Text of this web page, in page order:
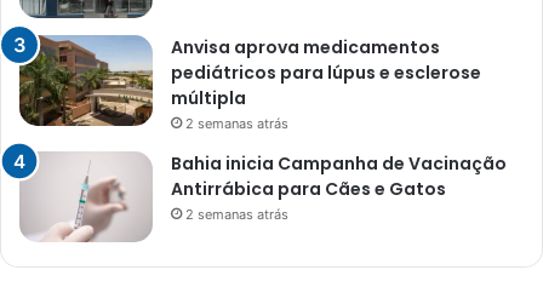
Anvisa aprova medicamentos
pediátricos para lúpus e esclerose
múltipla
2 semanas atrás
Bahia inicia Campanha de Vacinação
Antirrábica para Cães e Gatos
2 semanas atrás